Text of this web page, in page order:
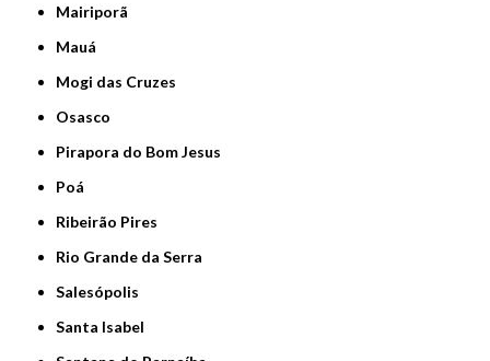
Mairiporã
Mauá
Mogi das Cruzes
Osasco
Pirapora do Bom Jesus
Poá
Ribeirão Pires
Rio Grande da Serra
Salesópolis
Santa Isabel